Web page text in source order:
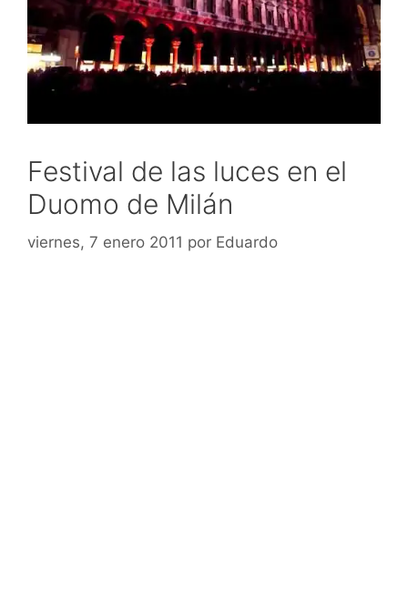
Festival de las luces en el
Duomo de Milán
viernes, 7 enero 2011 por Eduardo